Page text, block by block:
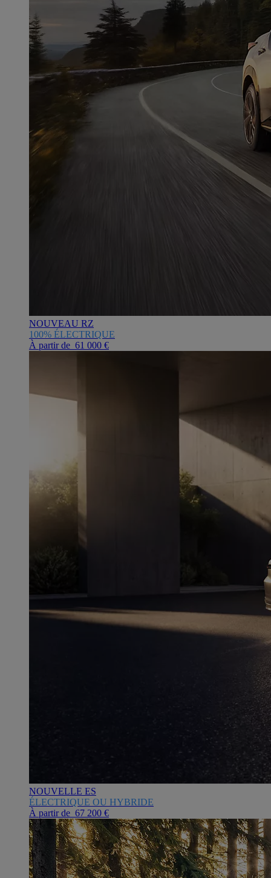
NOUVEAU RZ
100% ÉLECTRIQUE
À partir de 61 000 €
NOUVELLE ES
ÉLECTRIQUE OU HYBRIDE
À partir de 67 200 €